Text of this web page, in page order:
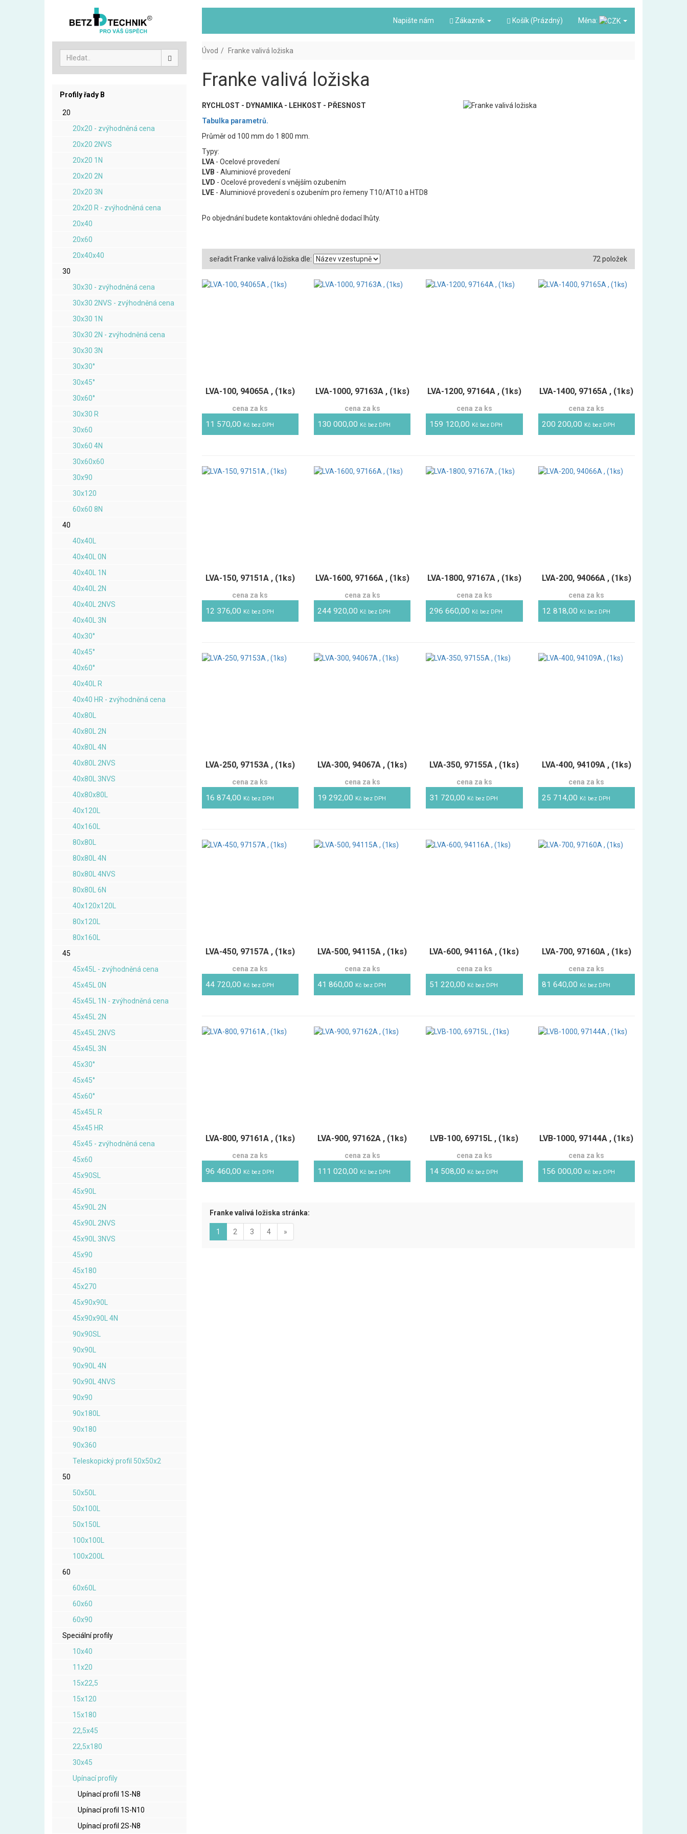
Napište nám Zákazník Košík (Prázdný) Měna:
Profily řady B
20
20x20 - zvýhodněná cena
20x20 2NVS
20x20 1N
20x20 2N
20x20 3N
20x20 R - zvýhodněná cena
20x40
20x60
20x40x40
30
30x30 - zvýhodněná cena
30x30 2NVS - zvýhodněná cena
30x30 1N
30x30 2N - zvýhodněná cena
30x30 3N
30x30°
30x45°
30x60°
30x30 R
30x60
30x60 4N
30x60x60
30x90
30x120
60x60 8N
40
40x40L
40x40L 0N
40x40L 1N
40x40L 2N
40x40L 2NVS
40x40L 3N
40x30°
40x45°
40x60°
40x40L R
40x40 HR - zvýhodněná cena
40x80L
40x80L 2N
40x80L 4N
40x80L 2NVS
40x80L 3NVS
40x80x80L
40x120L
40x160L
80x80L
80x80L 4N
80x80L 4NVS
80x80L 6N
40x120x120L
80x120L
80x160L
45
45x45L - zvýhodněná cena
45x45L 0N
45x45L 1N - zvýhodněná cena
45x45L 2N
45x45L 2NVS
45x45L 3N
45x30°
45x45°
45x60°
45x45L R
45x45 HR
45x45 - zvýhodněná cena
45x60
45x90SL
45x90L
45x90L 2N
45x90L 2NVS
45x90L 3NVS
45x90
45x180
45x270
45x90x90L
45x90x90L 4N
90x90SL
90x90L
90x90L 4N
90x90L 4NVS
90x90
90x180L
90x180
90x360
Teleskopický profil 50x50x2
50
50x50L
50x100L
50x150L
100x100L
100x200L
60
60x60L
60x60
60x90
Speciální profily
10x40
11x20
15x22,5
15x120
15x180
22,5x45
22,5x180
30x45
Upínací profily
Upínací profil 1S-N8
Upínací profil 1S-N10
Upínací profil 2S-N8
Úvod Franke valivá ložiska
Franke valivá ložiska
RYCHLOST - DYNAMIKA - LEHKOST - PŘESNOST
Tabulka parametrů.
Průměr od 100 mm do 1 800 mm.
Typy:
LVA- Ocelové provedení
LVB - Aluminiové provedení
LVD - Ocelové provedení s vnějším ozubením
LVE- Aluminiové provedení s ozubením pro řemeny T10/AT10 a HTD8
Po objednání budete kontaktováni ohledně dodací lhůty.
seřadit Franke valivá ložiska dle: 72 položek
LVA-100, 94065A , (1ks)
cena za ks
11 570,00 Kč bez DPH
LVA-1000, 97163A , (1ks)
cena za ks
130 000,00 Kč bez DPH
LVA-1200, 97164A , (1ks)
cena za ks
159 120,00 Kč bez DPH
LVA-1400, 97165A , (1ks)
cena za ks
200 200,00 Kč bez DPH
LVA-150, 97151A , (1ks)
cena za ks
12 376,00 Kč bez DPH
LVA-1600, 97166A , (1ks)
cena za ks
244 920,00 Kč bez DPH
LVA-1800, 97167A , (1ks)
cena za ks
296 660,00 Kč bez DPH
LVA-200, 94066A , (1ks)
cena za ks
12 818,00 Kč bez DPH
LVA-250, 97153A , (1ks)
cena za ks
16 874,00 Kč bez DPH
LVA-300, 94067A , (1ks)
cena za ks
19 292,00 Kč bez DPH
LVA-350, 97155A , (1ks)
cena za ks
31 720,00 Kč bez DPH
LVA-400, 94109A , (1ks)
cena za ks
25 714,00 Kč bez DPH
LVA-450, 97157A , (1ks)
cena za ks
44 720,00 Kč bez DPH
LVA-500, 94115A , (1ks)
cena za ks
41 860,00 Kč bez DPH
LVA-600, 94116A , (1ks)
cena za ks
51 220,00 Kč bez DPH
LVA-700, 97160A , (1ks)
cena za ks
81 640,00 Kč bez DPH
LVA-800, 97161A , (1ks)
cena za ks
96 460,00 Kč bez DPH
LVA-900, 97162A , (1ks)
cena za ks
111 020,00 Kč bez DPH
LVB-100, 69715L , (1ks)
cena za ks
14 508,00 Kč bez DPH
LVB-1000, 97144A , (1ks)
cena za ks
156 000,00 Kč bez DPH
Franke valivá ložiska stránka:
1 (aktuální)
2 3 4 »Next